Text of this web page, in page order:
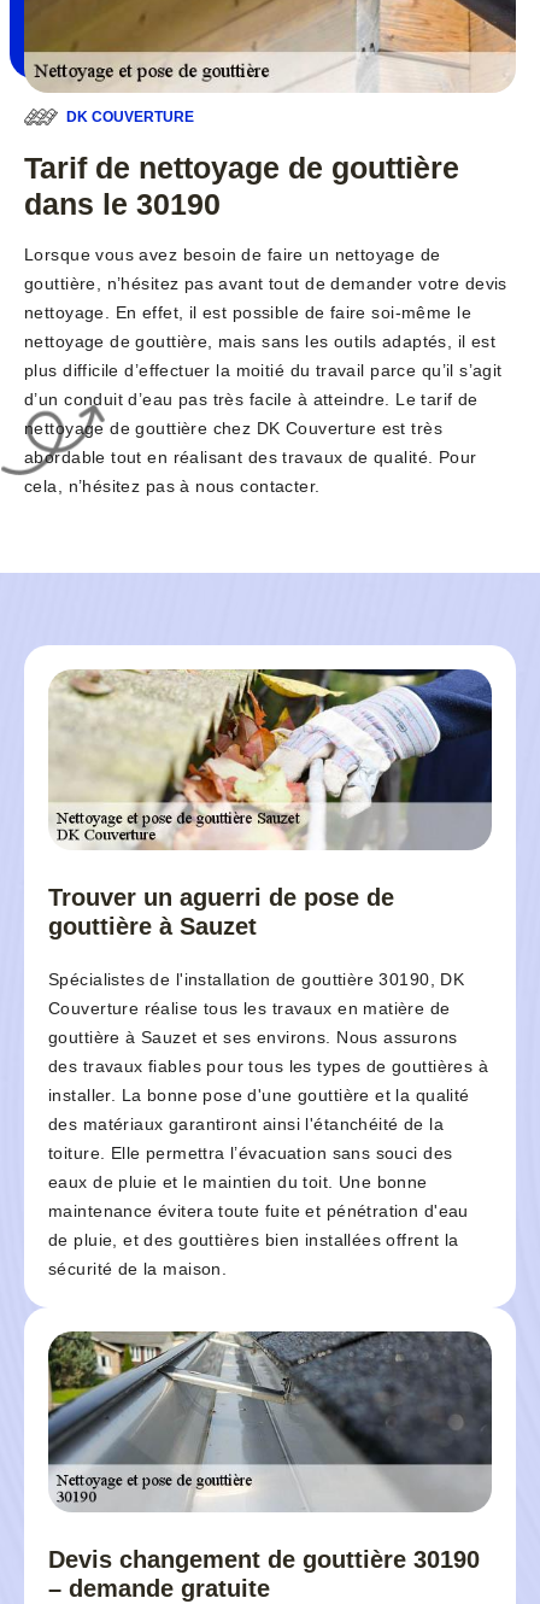
DK COUVERTURE
Tarif de nettoyage de gouttière
dans le 30190
Lorsque vous avez besoin de faire un nettoyage de
gouttière, n’hésitez pas avant tout de demander votre devis
nettoyage. En effet, il est possible de faire soi-même le
nettoyage de gouttière, mais sans les outils adaptés, il est
plus difficile d’effectuer la moitié du travail parce qu’il s’agit
d’un conduit d’eau pas très facile à atteindre. Le tarif de
nettoyage de gouttière chez DK Couverture est très
abordable tout en réalisant des travaux de qualité. Pour
cela, n’hésitez pas à nous contacter.
Trouver un aguerri de pose de
gouttière à Sauzet
Spécialistes de l'installation de gouttière 30190, DK
Couverture réalise tous les travaux en matière de
gouttière à Sauzet et ses environs. Nous assurons
des travaux fiables pour tous les types de gouttières à
installer. La bonne pose d'une gouttière et la qualité
des matériaux garantiront ainsi l'étanchéité de la
toiture. Elle permettra l’évacuation sans souci des
eaux de pluie et le maintien du toit. Une bonne
maintenance évitera toute fuite et pénétration d'eau
de pluie, et des gouttières bien installées offrent la
sécurité de la maison.
Devis changement de gouttière 30190
– demande gratuite